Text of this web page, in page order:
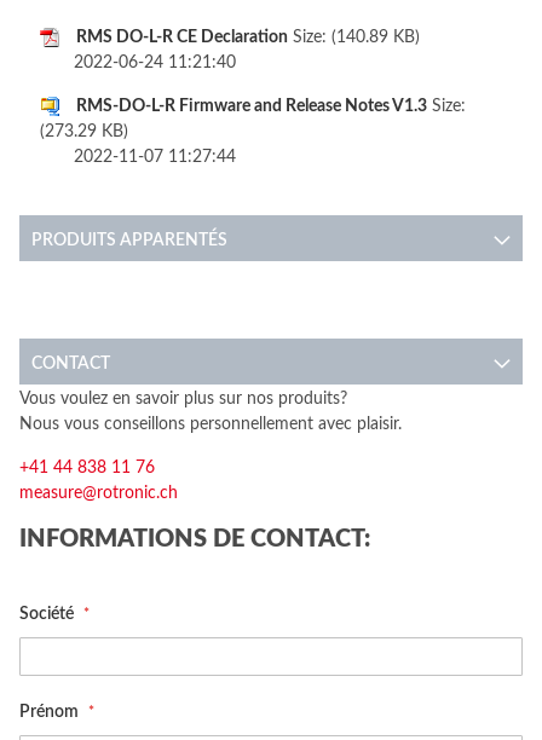
RMS DO-L-R CE Declaration Size: (140.89 KB)
2022-06-24 11:21:40
RMS-DO-L-R Firmware and Release Notes V1.3 Size:
(273.29 KB)
2022-11-07 11:27:44
PRODUITS APPARENTÉS
CONTACT
Vous voulez en savoir plus sur nos produits?
Nous vous conseillons personnellement avec plaisir.
+41 44 838 11 76
measure@rotronic.ch
INFORMATIONS DE CONTACT:
Société
Prénom